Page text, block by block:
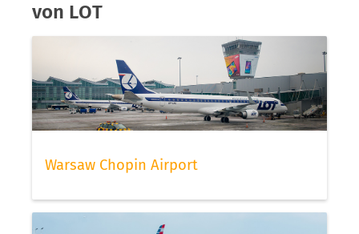
von LOT
Warsaw Chopin Airport